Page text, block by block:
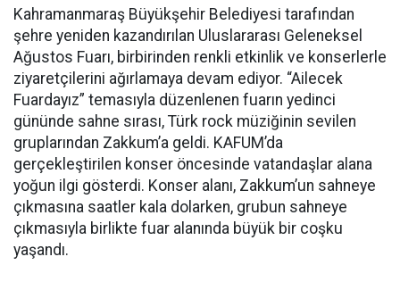
Kahramanmaraş Büyükşehir Belediyesi tarafından
şehre yeniden kazandırılan Uluslararası Geleneksel
Ağustos Fuarı, birbirinden renkli etkinlik ve konserlerle
ziyaretçilerini ağırlamaya devam ediyor. “Ailecek
Fuardayız” temasıyla düzenlenen fuarın yedinci
gününde sahne sırası, Türk rock müziğinin sevilen
gruplarından Zakkum’a geldi. KAFUM’da
gerçekleştirilen konser öncesinde vatandaşlar alana
yoğun ilgi gösterdi. Konser alanı, Zakkum’un sahneye
çıkmasına saatler kala dolarken, grubun sahneye
çıkmasıyla birlikte fuar alanında büyük bir coşku
yaşandı.